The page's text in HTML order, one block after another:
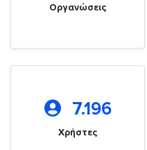
Οργανώσεις
7.196
Χρήστες